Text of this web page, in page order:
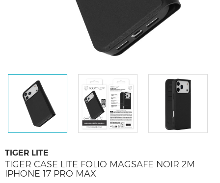
TIGER LITE
TIGER CASE LITE FOLIO MAGSAFE NOIR 2M
IPHONE 17 PRO MAX